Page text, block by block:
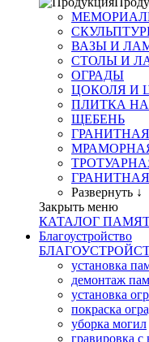
ВАЗЫ И
СТОЛЫ И
ОГРАДЫ
ЦОКОЛЯ И
ПЛИТКА
ЩЕБЕНЬ
Развернуть ↓
Закрыть меню
КАТАЛОГ
Благоустройство
установка
демонтаж
установка
покраска
уборка могил
гравировка с